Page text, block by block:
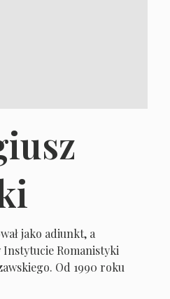
jako adiunkt, a
Romanistyki
Od 1990 roku